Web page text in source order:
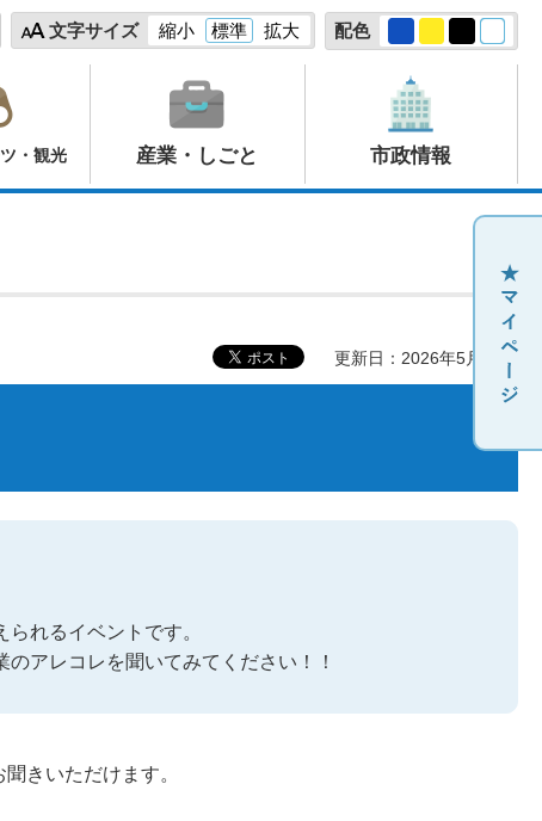
文字サイズ 縮小 標準 拡大 配色
・観光 産業・しごと 市政情報
更新日：2026年5月20日
れるイベントです。
アレコレを聞いてみてください！！
きいただけます。